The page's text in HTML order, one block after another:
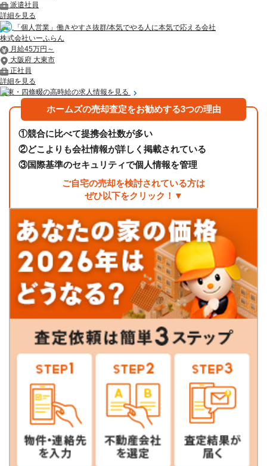
派遣社員
詳細を見る
「個人営業」働きやすさ抜群/本気でやる人に本気で応える会社
株式会社いーふらん
月給45万円～
大阪府 大東市
正社員
詳細を見る
大東・四條畷の高時給の求人情報を見る
ホームズの売却査定をお勧めする3つの理由
①競合に比べて提携会社数が多い
②どこよりも会社情報が詳しく掲載されている
③国際基準のセキュリティで個人情報を管理
ご自宅の売却を検討されている方は
ぜひ以下をクリック！▼